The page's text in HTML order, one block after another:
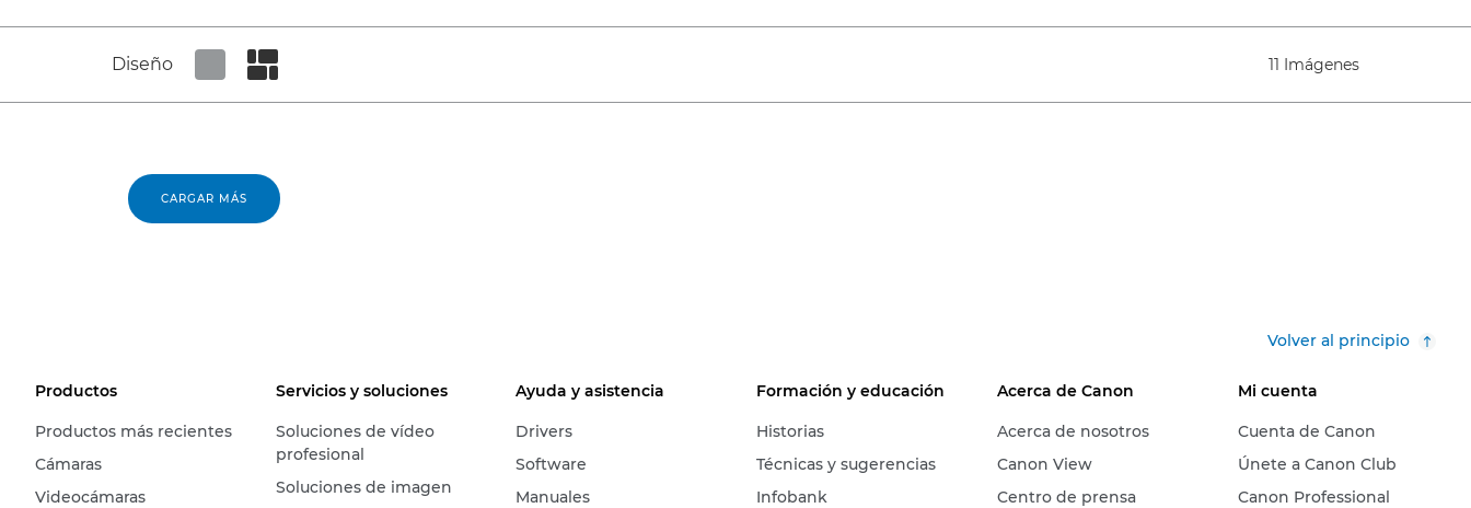
Diseño 11 Imágenes
CARGAR MÁS
Volver al principio
Productos
Productos más recientes
Cámaras
Videocámaras
Servicios y soluciones
Soluciones de vídeo
profesional
Soluciones de imagen
Ayuda y asistencia
Drivers
Software
Manuales
Formación y educación
Historias
Técnicas y sugerencias
Infobank
Acerca de Canon
Acerca de nosotros
Canon View
Centro de prensa
Mi cuenta
Cuenta de Canon
Únete a Canon Club
Canon Professional